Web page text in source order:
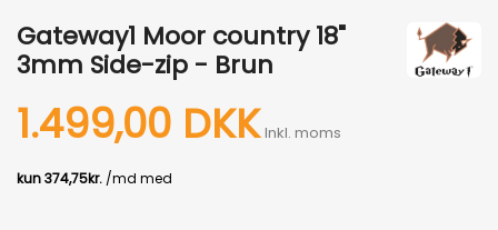
Gateway1 Moor country 18"
3mm Side-zip - Brun
1.499,00 DKK Inkl. moms